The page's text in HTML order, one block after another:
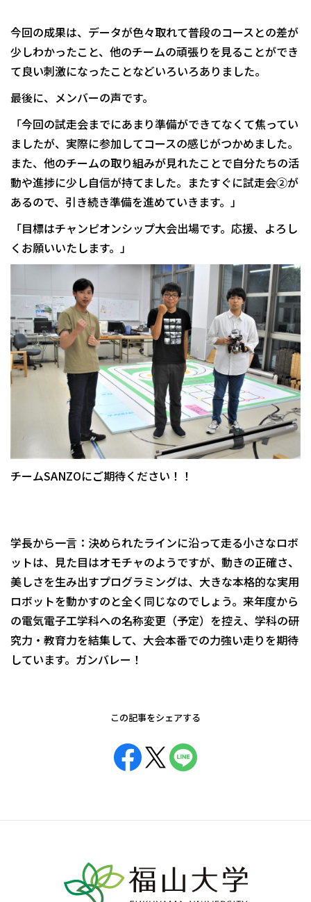
今回の成果は、データが色々取れて普段のコースとの差が
少しわかったこと、他のチームの頑張りを見ることができ
て良い刺激になったことなどいろいろありました。
最後に、メンバーの声です。
「今回の試走会までにあまり準備ができてなくて焦ってい
ましたが、実際に参加してコースの感じがつかめました。
また、他のチームの取り組みが見れたことで自分たちの活
動や進捗に少し自信が持てました。またすぐに試走会②が
あるので、引き続き準備を進めていきます。」
「目標はチャンピオンシップ大会出場です。応援、よろし
くお願いいたします。」
チームSANZOにご期待ください！！
学長から一言：決められたラインに沿って走る小さなロボ
ットは、見た目はオモチャのようですが、動きの正確さ、
美しさを生み出すプログラミングは、大きな本格的な実用
ロボットを動かすのと全く同じなのでしょう。来年度から
の電気電子工学科への名称変更（予定）を控え、学科の研
究力・教育力を結集して、大会本番での力強い走りを期待
しています。ガンバレー！
この記事をシェアする